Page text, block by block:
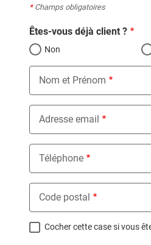
*Champs obligatoires
Êtes-vous déjà client ?
Non
Nom et Prénom
Adresse email
Téléphone
Code postal
Cocher cette case si vous